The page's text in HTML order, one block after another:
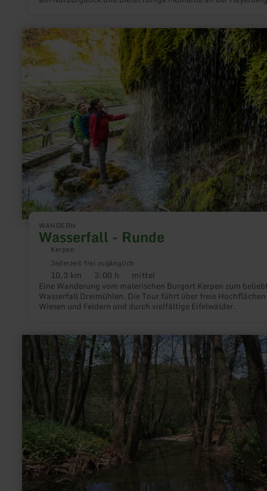
WANDERN
Wasserfall - Runde
Kerpen
Jederzeit frei zugänglich
Distanz:
10,3 km Dauer:
3:00 h Anforderung:
mittel
Eine Wanderung vom malerischen Burgort Kerpen zum
Wasserfall Dreimühlen. Die Tour führt über freie
Wiesen und Feldern und durch vielfältige Eifelwälder.
mehr
erfahren
zu:
Wasserfall
-
Runde
mehr
erfahren
Wasserpfad
im
Wirfttal
Stadtkyll